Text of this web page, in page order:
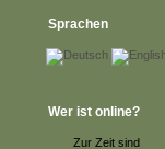
Sprachen
Wer ist online?
Zur Zeit sind